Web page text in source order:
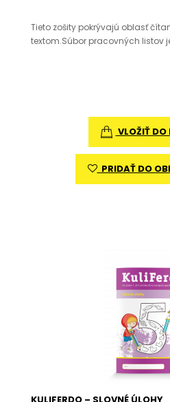
Tieto zošity pokrývajú oblasť
textom.Súbor pracovných listov
VLOŽIŤ DO
PRIDAŤ DO